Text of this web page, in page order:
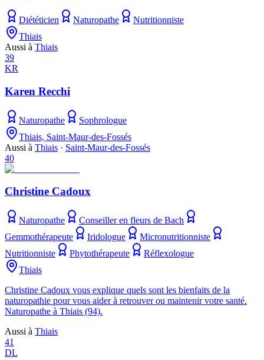
Diététicien Naturopathe
Nutritionniste
Thiais
Aussi à Thiais
39
KR
Karen Recchi
Naturopathe
Sophrologue
Thiais, Saint-Maur-des-Fossés
Aussi à Thiais · Saint-Maur-des-Fossés
40
Christine Cadoux
Naturopathe
Conseiller en fleurs de Bach
Gemmothérapeute
Iridologue
Micronutritionniste
Nutritionniste
Phytothérapeute
Réflexologue
Thiais
Christine Cadoux vous explique quels sont les bienfaits de la
naturopathie pour vous aider à retrouver ou maintenir votre santé.
Naturopathe à Thiais (94).
Aussi à Thiais
41
DL